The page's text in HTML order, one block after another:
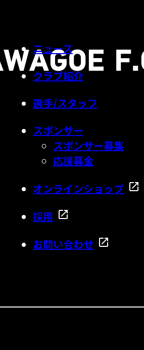
ニュース
クラブ紹介
選手/スタッフ
スポンサー
スポンサー募集
応援募金
オンラインショップ
採用
お問い合わせ